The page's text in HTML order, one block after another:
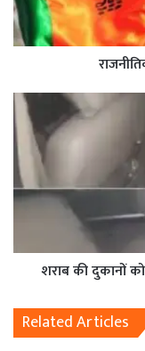
शराब की दुकानों
Related Articles